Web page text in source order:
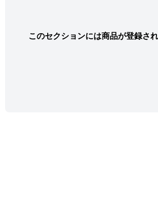
このセクションには商品が登録さ